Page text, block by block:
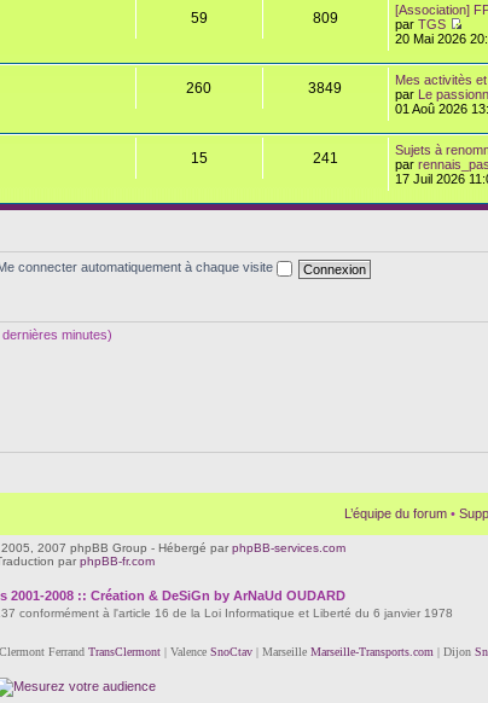
59 809
[Association]
parTGS
20 Mai 2026
260 3849
Mes activitès
par Le
01 Aoû 2026
15 241
Sujets à
par
17 Juil 2026
connecter automatiquement à chaque visite
minutes)
L’équipe du forum •
2007 phpBB Group - Hébergé par phpBB-services.com
par phpBB-fr.com
2001-2008 :: Création & DeSiGn by ArNaUd OUDARD
conformément à l'article 16 de la Loi Informatique et Liberté du 6 janvier 1978
Ferrand TransClermont| Valence SnoCtav| Marseille Marseille-Transports.com | Dijon